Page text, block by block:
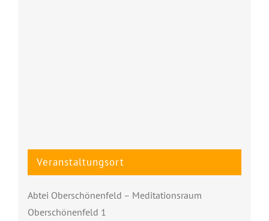
Veranstaltungsort
Abtei Oberschönenfeld – Meditationsraum
Oberschönenfeld 1